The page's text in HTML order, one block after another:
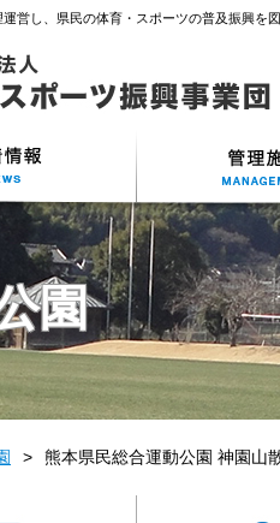
営し、県民の体育・スポーツの普及振興を
園
熊本県民総合運動公園 神園山